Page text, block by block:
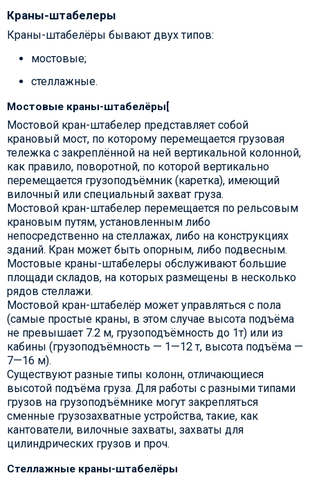
Краны-штабелеры
Краны-штабелёры бывают двух типов:
мостовые;
стеллажные.
Мостовые краны-штабелёры [
Мостовой кран-штабелер представляет собой
крановый мост, по которому перемещается грузовая
тележка с закреплённой на ней вертикальной колонной,
как правило, поворотной, по которой вертикально
перемещается грузоподъёмник (каретка), имеющий
вилочный или специальный захват груза.
Мостовой кран-штабелер перемещается по рельсовым
крановым путям, установленным либо
непосредственно на стеллажах, либо на конструкциях
зданий. Кран может быть опорным, либо подвесным.
Мостовые краны-штабелеры обслуживают большие
площади складов, на которых размещены в несколько
рядов стеллажи.
Мостовой кран-штабелёр может управляться с пола
(самые простые краны, в этом случае высота подъёма
не превышает 7.2 м, грузоподъёмность до 1т) или из
кабины (грузоподъёмность — 1—12 т, высота подъёма —
7—16 м).
Существуют разные типы колонн, отличающиеся
высотой подъёма груза. Для работы с разными типами
грузов на грузоподъёмнике могут закрепляться
сменные грузозахватные устройства, такие, как
кантователи, вилочные захваты, захваты для
цилиндрических грузов и проч.
Стеллажные краны-штабелёры